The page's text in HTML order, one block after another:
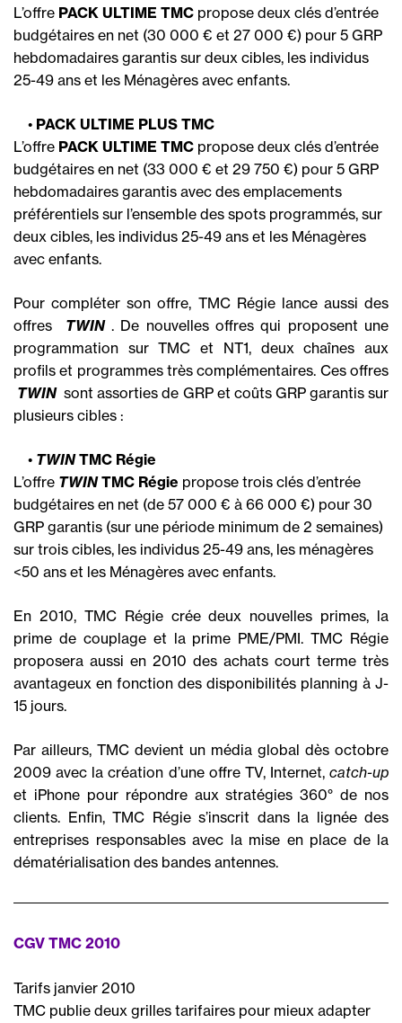
L’offre PACK ULTIME TMC propose deux clés d’entrée
budgétaires en net (30 000 € et 27 000 €) pour 5 GRP
hebdomadaires garantis sur deux cibles, les individus
25-49 ans et les Ménagères avec enfants.
• PACK ULTIME PLUS TMC
L’offre PACK ULTIME TMC propose deux clés d’entrée
budgétaires en net (33 000 € et 29 750 €) pour 5 GRP
hebdomadaires garantis avec des emplacements
préférentiels sur l’ensemble des spots programmés, sur
deux cibles, les individus 25-49 ans et les Ménagères
avec enfants.
Pour compléter son offre, TMC Régie lance aussi des
offres  TWIN. De nouvelles offres qui proposent une
programmation sur TMC et NT1, deux chaînes aux
profils et programmes très complémentaires. Ces offres
TWIN  sont assorties de GRP et coûts GRP garantis sur
plusieurs cibles :
• TWINTMC Régie
L’offre TWINTMC Régie propose trois clés d’entrée
budgétaires en net (de 57 000 € à 66 000 €) pour 30
GRP garantis (sur une période minimum de 2 semaines)
sur trois cibles, les individus 25-49 ans, les ménagères
<50 ans et les Ménagères avec enfants.
En 2010, TMC Régie crée deux nouvelles primes, la
prime de couplage et la prime PME/PMI. TMC Régie
proposera aussi en 2010 des achats court terme très
avantageux en fonction des disponibilités planning à J-
15 jours.
Par ailleurs, TMC devient un média global dès octobre
2009 avec la création d’une offre TV, Internet, catch-up
et iPhone pour répondre aux stratégies 360° de nos
clients. Enfin, TMC Régie s’inscrit dans la lignée des
entreprises responsables avec la mise en place de la
dématérialisation des bandes antennes.
CGV TMC 2010
Tarifs janvier 2010
TMC publie deux grilles tarifaires pour mieux adapter